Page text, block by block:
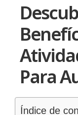
Para
Índice de